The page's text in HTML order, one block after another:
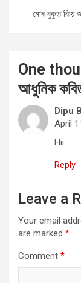
মোৰ বুকুত
One
আধুনিক
Dipu
April
Hii
Reply
Leave a
Your email
are marked *
Comment *